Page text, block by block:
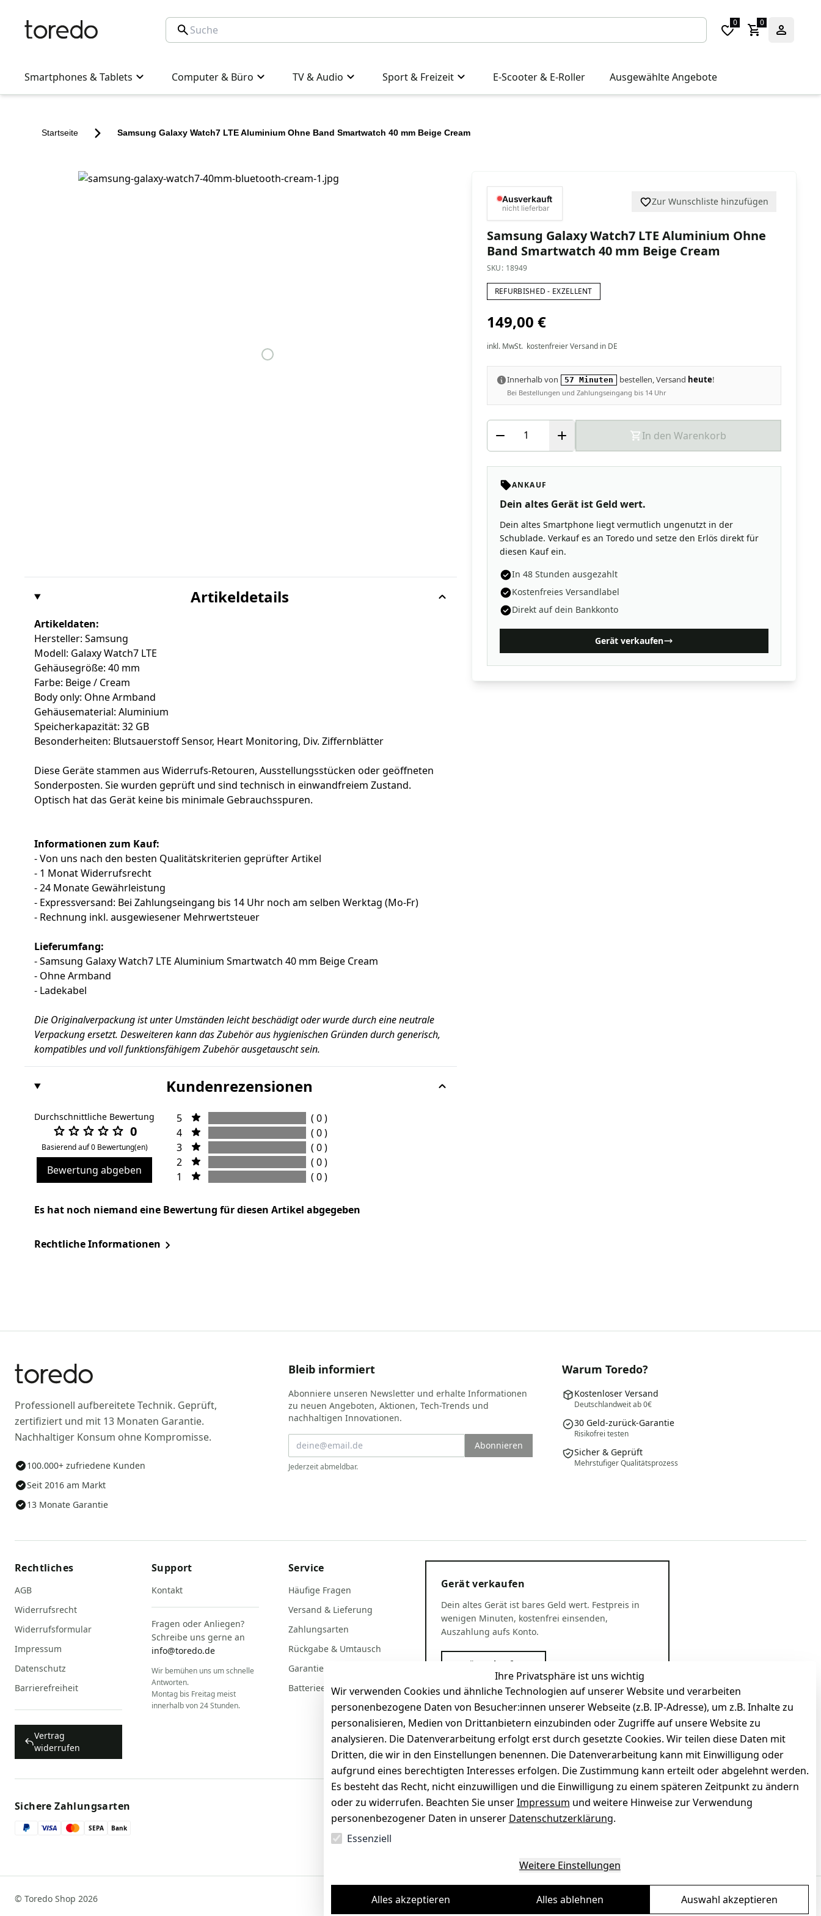
0 0
Smartphones & Tablets Computer & Büro TV & Audio Sport & Freizeit E-Scooter & E-Roller Ausgewählte Angebote
Startseite Samsung Galaxy Watch7 LTE Aluminium Ohne Band Smartwatch 40 mm Beige Cream
Ausverkauft
nicht lieferbar
Zur Wunschliste hinzufügen
Samsung Galaxy Watch7 LTE Aluminium Ohne
Band Smartwatch 40 mm Beige Cream
SKU: 18949
REFURBISHED - EXZELLENT
149,00 €
inkl. MwSt. kostenfreier Versand in DE
Innerhalb von 57 Minuten bestellen, Versand heute!
Bei Bestellungen und Zahlungseingang bis 14 Uhr
In den Warenkorb
ANKAUF
Dein altes Gerät ist Geld wert.
Dein altes Smartphone liegt vermutlich ungenutzt in der
Schublade. Verkauf es an Toredo und setze den Erlös direkt für
diesen Kauf ein.
In 48 Stunden ausgezahlt
Kostenfreies Versandlabel
Direkt auf dein Bankkonto
Gerät verkaufen
Artikeldetails
Artikeldaten:
Hersteller: Samsung
Modell: Galaxy Watch7 LTE
Gehäusegröße: 40 mm
Farbe: Beige / Cream
Body only: Ohne Armband
Gehäusematerial: Aluminium
Speicherkapazität: 32 GB
Besonderheiten: Blutsauerstoff Sensor, Heart Monitoring, Div. Ziffernblätter
Diese Geräte stammen aus Widerrufs-Retouren, Ausstellungsstücken oder geöffneten
Sonderposten. Sie wurden geprüft und sind technisch in einwandfreiem Zustand.
Optisch hat das Gerät keine bis minimale Gebrauchsspuren.
Informationen zum Kauf:
- Von uns nach den besten Qualitätskriterien geprüfter Artikel
- 1 Monat Widerrufsrecht
- 24 Monate Gewährleistung
- Expressversand: Bei Zahlungseingang bis 14 Uhr noch am selben Werktag (Mo-Fr)
- Rechnung inkl. ausgewiesener Mehrwertsteuer
Lieferumfang:
- Samsung Galaxy Watch7 LTE Aluminium Smartwatch 40 mm Beige Cream
- Ohne Armband
- Ladekabel
Die Originalverpackung ist unter Umständen leicht beschädigt oder wurde durch eine neutrale
Verpackung ersetzt. Desweiteren kann das Zubehör aus hygienischen Gründen durch generisch,
kompatibles und voll funktionsfähigem Zubehör ausgetauscht sein.
Kundenrezensionen
Durchschnittliche Bewertung
0
Basierend auf 0 Bewertung(en)
Bewertung abgeben
5
( 0 )
4
( 0 )
3
( 0 )
2
( 0 )
1
( 0 )
Es hat noch niemand eine Bewertung für diesen Artikel abgegeben
Rechtliche Informationen
Ihre Privatsphäre ist uns wichtig
Wir verwenden Cookies und ähnliche Technologien auf unserer Website und verarbeiten
personenbezogene Daten von Besucher:innen unserer Webseite (z.B. IP-Adresse), um z.B. Inhalte zu
personalisieren, Medien von Drittanbietern einzubinden oder Zugriffe auf unsere Website zu
analysieren. Die Datenverarbeitung erfolgt erst durch gesetzte Cookies. Wir teilen diese Daten mit
Dritten, die wir in den Einstellungen benennen. Die Datenverarbeitung kann mit Einwilligung oder
aufgrund eines berechtigten Interesses erfolgen. Die Zustimmung kann erteilt oder abgelehnt werden.
Es besteht das Recht, nicht einzuwilligen und die Einwilligung zu einem späteren Zeitpunkt zu ändern
oder zu widerrufen. Beachten Sie unserImpressum und weitere Hinweise zur Verwendung
personenbezogener Daten in unserer Datenschutzerklärung.
Essenziell
Weitere Einstellungen
Alles akzeptieren Alles ablehnen Auswahl akzeptieren
Professionell aufbereitete Technik. Geprüft,
zertifiziert und mit 13 Monaten Garantie.
Nachhaltiger Konsum ohne Kompromisse.
100.000+ zufriedene Kunden
Seit 2016 am Markt
13 Monate Garantie
Bleib informiert
Abonniere unseren Newsletter und erhalte Informationen
zu neuen Angeboten, Aktionen, Tech-Trends und
nachhaltigen Innovationen.
Abonnieren
Jederzeit abmeldbar.
Warum Toredo?
Kostenloser Versand
Deutschlandweit ab 0€
30 Geld-zurück-Garantie
Risikofrei testen
Sicher & Geprüft
Mehrstufiger Qualitätsprozess
Rechtliches
AGB
Widerrufsrecht
Widerrufsformular
Impressum
Datenschutz
Barrierefreiheit
Vertrag
widerrufen
Support
Kontakt
Fragen oder Anliegen?
Schreibe uns gerne an
info@toredo.de
Wir bemühen uns um schnelle
Antworten.
Montag bis Freitag meist
innerhalb von 24 Stunden.
Service
Häufige Fragen
Versand & Lieferung
Zahlungsarten
Rückgabe & Umtausch
Garantiebedingungen
Batterieentsorgung
Gerät verkaufen
Dein altes Gerät ist bares Geld wert. Festpreis in
wenigen Minuten, kostenfrei einsenden,
Auszahlung aufs Konto.
Gerät verkaufen
Sichere Zahlungsarten
SEPA Bank
Sicherheit
© Toredo Shop 2026 Ein Baum pro Bestellung